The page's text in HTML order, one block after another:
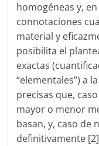
homogéneas y,
connotaciones
material y
posibilita el
exactas
“elementales”) a
precisas que,
mayor o menor
basan, y, caso de
definitivamente